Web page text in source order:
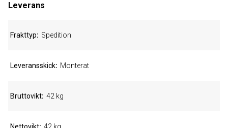
Leverans
Frakttyp Spedition
Leveransskick Monterat
Bruttovikt 42 kg